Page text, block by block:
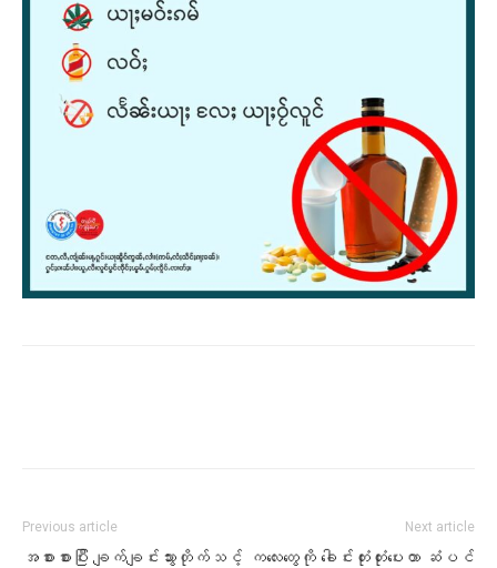
Previous article
အစားစားပြီး ချက်ချင်းသွားတိုက်သင့်
Next article
ကလေးတွေကို ခေါင်းတုံးတုံးပေးတာ ဆံပင်